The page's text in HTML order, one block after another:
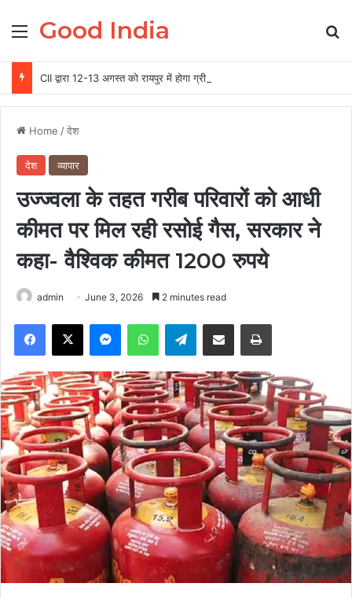
Menu
Good India
Home /देश
देश व्यापार
उज्ज्वला के तहत गरीब परिवारों को आधी
कीमत पर मिल रही रसोई गैस, सरकार ने
कहा- वैश्विक कीमत 1200 रुपये
admin June 3, 2026 2 minutes read
Facebook
X MessengerWhatsAppTelegramShare via Email Print